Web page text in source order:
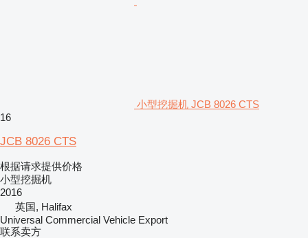
小型挖掘机 JCB 8026 CTS
16
JCB 8026 CTS
根据请求提供价格
小型挖掘机
2016
英国, Halifax
Universal Commercial Vehicle Export
联系卖方